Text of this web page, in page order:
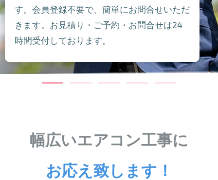
す。会員登録不要で、簡単にお問合せいただ
きます。お見積り・ご予約・お問合せは24
時間受付しております。
幅広いエアコン工事に
お応え致します！